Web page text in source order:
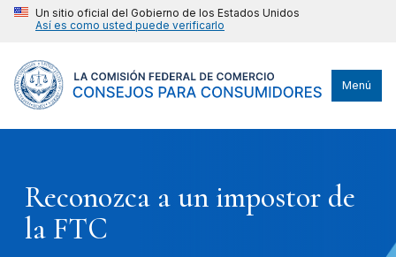
Un sitio oficial del Gobierno de los Estados Unidos
Así es como usted puede verificarlo
Menú
Reconozca a un impostor de
la FTC